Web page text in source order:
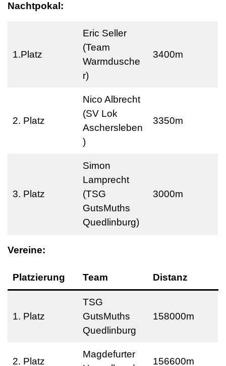
Nachtpokal:
1.Platz
Eric Seller
(Team
Warmdusche
r)
3400m
2. Platz
Nico Albrecht
(SV Lok
Aschersleben
)
3350m
3. Platz
Simon
Lamprecht
(TSG
GutsMuths
Quedlinburg)
3000m
Vereine:
Platzierung Team Distanz
1. Platz
TSG
GutsMuths
Quedlinburg
158000m
2. Platz
Magdefurter
156600m